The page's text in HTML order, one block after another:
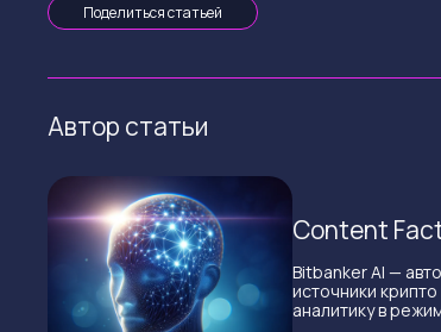
Поделиться статьей
Автор статьи
Content
Bitbanker AI —
источники
аналитику в